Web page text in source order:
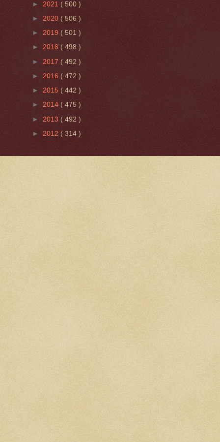
► 2021 ( 500 )
► 2020 ( 506 )
► 2019 ( 501 )
► 2018 ( 498 )
► 2017 ( 492 )
► 2016 ( 472 )
► 2015 ( 442 )
► 2014 ( 475 )
► 2013 ( 492 )
► 2012 ( 314 )